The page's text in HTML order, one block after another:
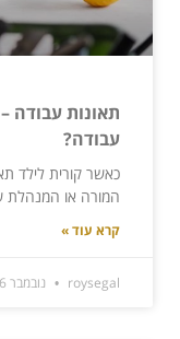
תאונות עבודה
עבודה?
כאשר קורית לילד
המורה או המנהלת
קרא עוד »
roysegal נובמבר 26, 2019